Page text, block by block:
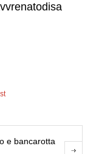
e bancarotta